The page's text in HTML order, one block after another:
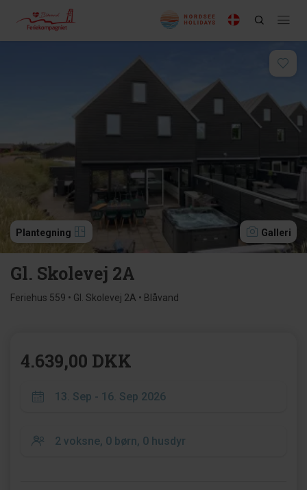
Plantegning Galleri
Gl. Skolevej 2A
Feriehus 559 • Gl. Skolevej 2A • Blåvand
4.639,00 DKK